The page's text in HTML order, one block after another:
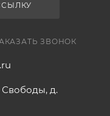
ЗВОНОК
Свободы, д.